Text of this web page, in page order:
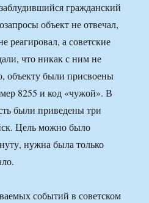
гражданский
объект не отвечал,
реагировал, а советские
что никак с ним не
объекту были присвоены
8255 и код «чужой». В
были приведены три
Цель можно было
нужна была только
событий в советском